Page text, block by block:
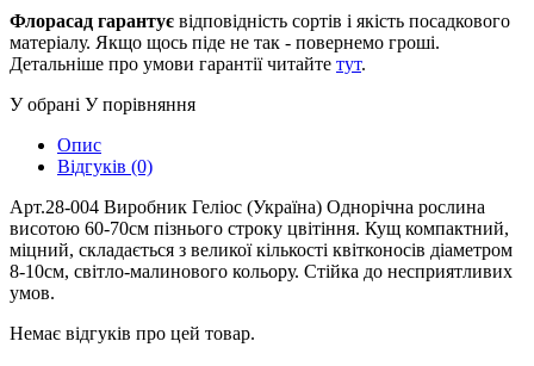
Флорасад гарантує відповідність сортів і якість посадкового
матеріалу. Якщо щось піде не так - повернемо гроші.
Детальніше про умови гарантії читайте тут.
У обрані У порівняння
Опис
Відгуків (0)
Арт.28-004 Виробник Геліос (Україна) Однорічна рослина
висотою 60-70см пізнього строку цвітіння. Кущ компактний,
міцний, складається з великої кількості квітконосів діаметром
8-10см, світло-малинового кольору. Стійка до несприятливих
умов.
Немає відгуків про цей товар.